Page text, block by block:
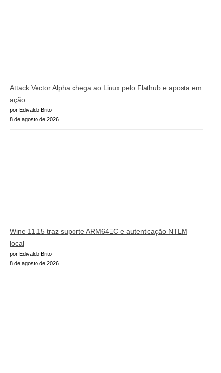
Attack Vector Alpha chega ao Linux pelo Flathub e aposta em
ação
por Edivaldo Brito
8 de agosto de 2026
Wine 11.15 traz suporte ARM64EC e autenticação NTLM
local
por Edivaldo Brito
8 de agosto de 2026